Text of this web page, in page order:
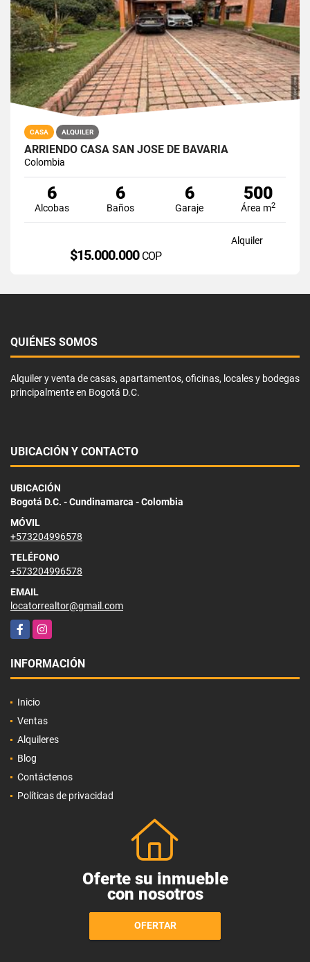
CASA ALQUILER
ARRIENDO CASA SAN JOSE DE BAVARIA
Colombia
6
Alcobas
6
Baños
6
Garaje
500
Área m2
Alquiler
$15.000.000 COP
QUIÉNES SOMOS
Alquiler y venta de casas, apartamentos, oficinas, locales y bodegas
principalmente en Bogotá D.C.
UBICACIÓN Y CONTACTO
UBICACIÓN
Bogotá D.C. - Cundinamarca - Colombia
MÓVIL
+573204996578
TELÉFONO
+573204996578
EMAIL
locatorrealtor@gmail.com
FacebookInstagram
INFORMACIÓN
Inicio
Ventas
Alquileres
Blog
Contáctenos
Políticas de privacidad
Oferte su inmueble
con nosotros
OFERTAR